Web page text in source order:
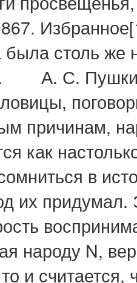
была столь же
А. С.
причинам,
как
в
их придумал.
народу N,
и считается,